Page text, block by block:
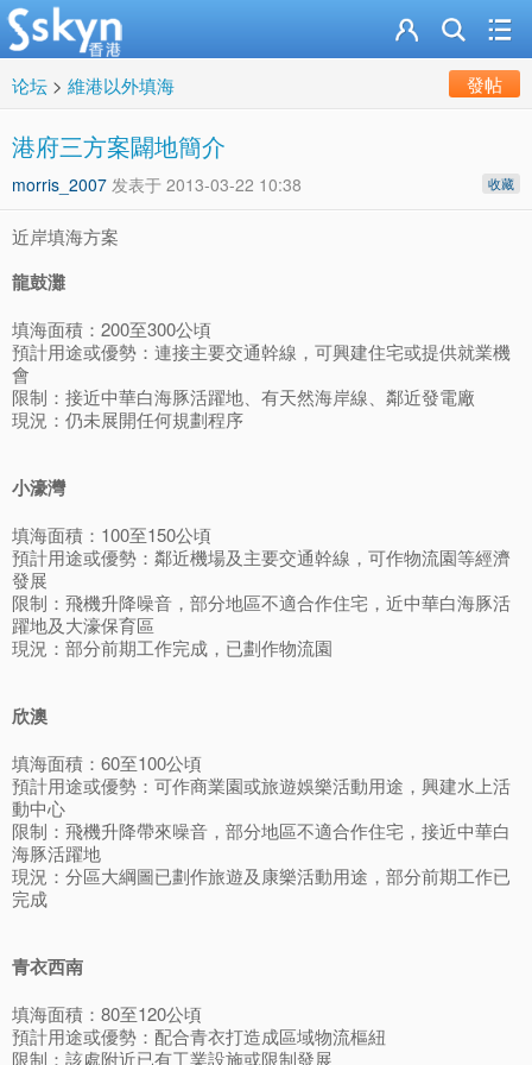
论坛 > 維港以外填海 發帖
港府三方案闢地簡介
收藏
morris_2007 发表于 2013-03-22 10:38
近岸填海方案
龍鼓灘
填海面積：200至300公頃
預計用途或優勢：連接主要交通幹線，可興建住宅或提供就業機
會
限制：接近中華白海豚活躍地、有天然海岸線、鄰近發電廠
現況：仍未展開任何規劃程序
小濠灣
填海面積：100至150公頃
預計用途或優勢：鄰近機場及主要交通幹線，可作物流園等經濟
發展
限制：飛機升降噪音，部分地區不適合作住宅，近中華白海豚活
躍地及大濠保育區
現況：部分前期工作完成，已劃作物流園
欣澳
填海面積：60至100公頃
預計用途或優勢：可作商業園或旅遊娛樂活動用途，興建水上活
動中心
限制：飛機升降帶來噪音，部分地區不適合作住宅，接近中華白
海豚活躍地
現況：分區大綱圖已劃作旅遊及康樂活動用途，部分前期工作已
完成
青衣西南
填海面積：80至120公頃
預計用途或優勢：配合青衣打造成區域物流樞紐
限制：該處附近已有工業設施或限制發展